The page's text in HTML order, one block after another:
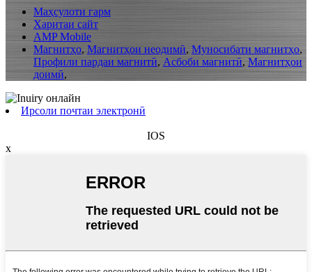
Маҳсулоти гарм
Харитаи сайт
AMP Mobile
Магнитҳо, Магнитҳои неодимӣ, Муносибати магнитҳо,
Профили пардаи магнитӣ, Асбоби магнитӣ, Магнитҳои
доимӣ,
Ирсоли почтаи электронӣ
IOS
x